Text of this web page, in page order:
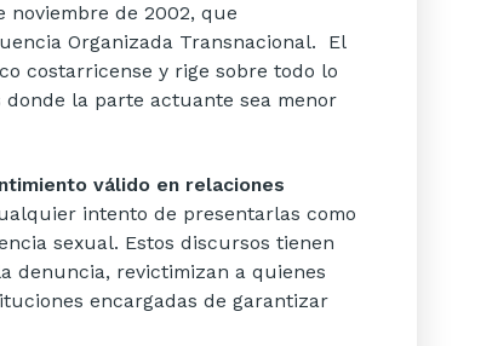
noviembre de 2002, que
Organizada Transnacional. El
costarricense y rige sobre todo lo
la parte actuante sea menor
válido en relaciones
intento de presentarlas como
sexual. Estos discursos tienen
denuncia, revictimizan a quienes
encargadas de garantizar